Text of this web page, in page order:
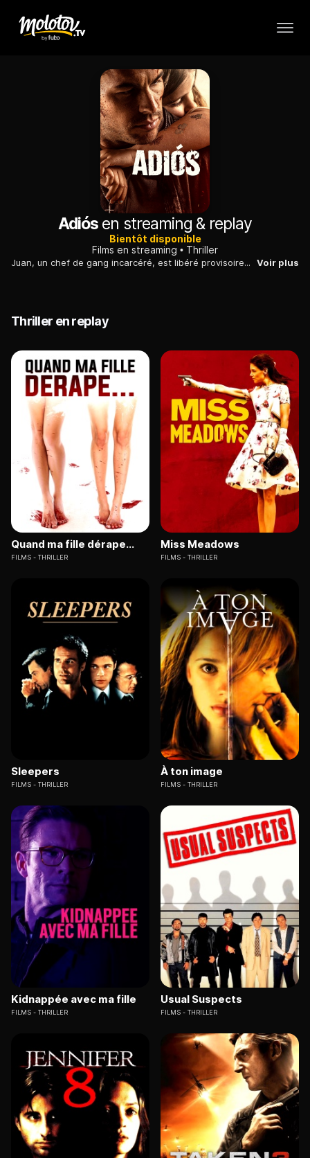
Adiós en streaming & replay
Bientôt disponible
Films en streaming
Thriller
Juan, un chef de gang incarcéré, est libéré provisoirement, le temps d'assister à la première communion de sa fille. Voir plus
Thriller en replay
Quand ma fille dérape...
FILMS THRILLER
Miss Meadows
FILMS THRILLER
Sleepers
FILMS THRILLER
À ton image
FILMS THRILLER
Kidnappée avec ma fille
FILMS THRILLER
Usual Suspects
FILMS THRILLER